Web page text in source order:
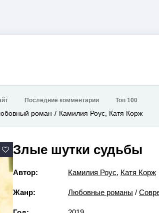
Последние комментарии Топ 100
роман Камилия Роус, Катя Корж
Злые шутки судьбы
Автор: Камилия Роус, Катя Корж
Жанр: Любовные романы /